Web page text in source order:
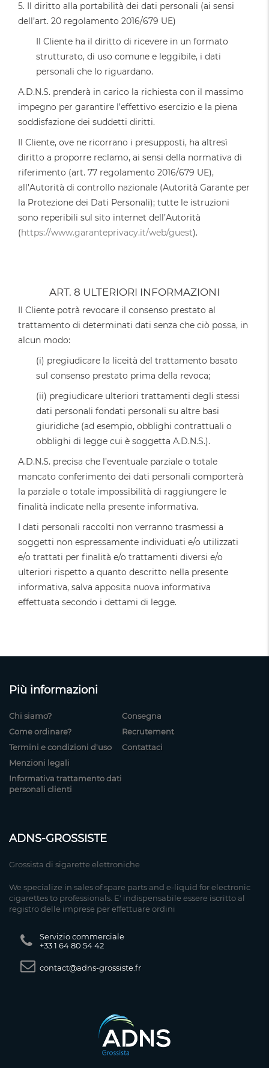
5. Il diritto alla portabilità dei dati personali (ai sensi
dell’art. 20 regolamento 2016/679 UE)
Il Cliente ha il diritto di ricevere in un formato
strutturato, di uso comune e leggibile, i dati
personali che lo riguardano.
A.D.N.S. prenderà in carico la richiesta con il massimo
impegno per garantire l’effettivo esercizio e la piena
soddisfazione dei suddetti diritti.
Il Cliente, ove ne ricorrano i presupposti, ha altresì
diritto a proporre reclamo, ai sensi della normativa di
riferimento (art. 77 regolamento 2016/679 UE),
all’Autorità di controllo nazionale (Autorità Garante per
la Protezione dei Dati Personali); tutte le istruzioni
sono reperibili sul sito internet dell’Autorità
(https://www.garanteprivacy.it/web/guest).
ART. 8 ULTERIORI INFORMAZIONI
Il Cliente potrà revocare il consenso prestato al
trattamento di determinati dati senza che ciò possa, in
alcun modo:
(i) pregiudicare la liceità del trattamento basato
sul consenso prestato prima della revoca;
(ii) pregiudicare ulteriori trattamenti degli stessi
dati personali fondati personali su altre basi
giuridiche (ad esempio, obblighi contrattuali o
obblighi di legge cui è soggetta A.D.N.S.).
A.D.N.S. precisa che l’eventuale parziale o totale
mancato conferimento dei dati personali comporterà
la parziale o totale impossibilità di raggiungere le
finalità indicate nella presente informativa.
I dati personali raccolti non verranno trasmessi a
soggetti non espressamente individuati e/o utilizzati
e/o trattati per finalità e/o trattamenti diversi e/o
ulteriori rispetto a quanto descritto nella presente
informativa, salva apposita nuova informativa
effettuata secondo i dettami di legge.
Più informazioni
Chi siamo?
Come ordinare?
Termini e condizioni d'uso
Menzioni legali
Informativa trattamento dati
personali clienti
Consegna
Recrutement
Contattaci
ADNS-GROSSISTE
Grossista di sigarette elettroniche
We specialize in sales of spare parts and e-liquid for electronic
cigarettes to professionals. E' indispensabile essere iscritto al
registro delle imprese per effettuare ordini
Servizio commerciale
+33 1 64 80 54 42
contact@adns-grossiste.fr